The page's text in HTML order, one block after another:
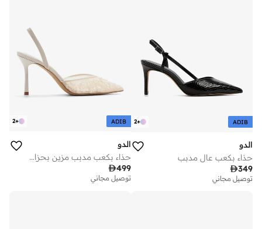
+
2 ADIB
الدو
حذاء بكعب عالٍ مدبب
349
توصيل مجاني
+
2 ADIB
الدو
حذاء بكعب مدبب مزين بحزام للكاحل
499
توصيل مجاني